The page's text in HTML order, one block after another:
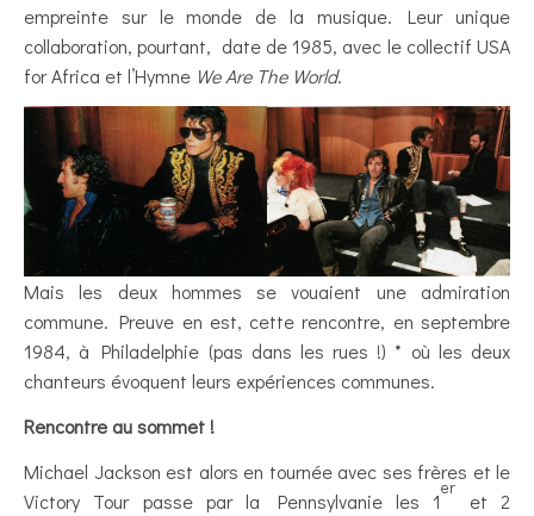
empreinte sur le monde de la musique. Leur unique
collaboration, pourtant, date de 1985, avec le collectif USA
for Africa et l’Hymne We Are The World.
Mais les deux hommes se vouaient une admiration
commune. Preuve en est, cette rencontre, en septembre
1984, à Philadelphie (pas dans les rues !) * où les deux
chanteurs évoquent leurs expériences communes.
Rencontre au sommet !
Michael Jackson est alors en tournée avec ses frères et le
Victory Tour passe par la Pennsylvanie les 1
er
et 2